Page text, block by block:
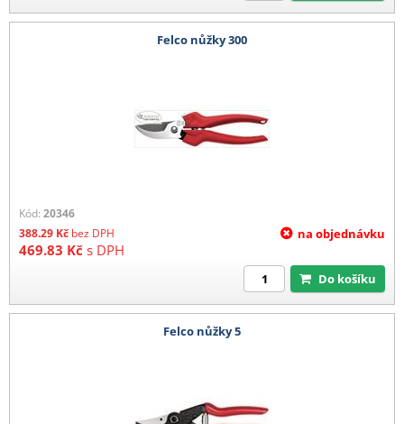
Felco nůžky 300
Kód: 20346
388.29 Kč bez DPH
469.83 Kč s DPH
na objednávku
Do košíku
Felco nůžky 5